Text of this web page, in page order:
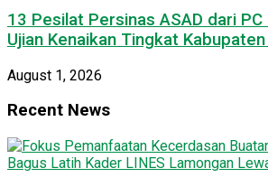
13 Pesilat Persinas ASAD dari
Ujian Kenaikan Tingkat
August 1, 2026
Recent News